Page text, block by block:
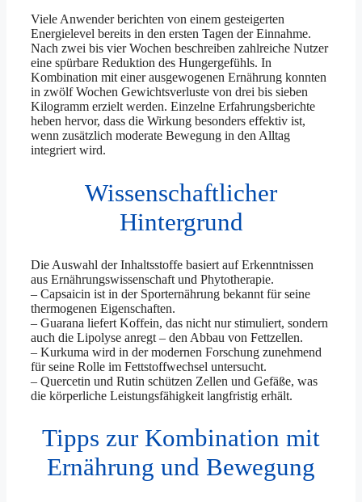
Viele Anwender berichten von einem gesteigerten
Energielevel bereits in den ersten Tagen der Einnahme.
Nach zwei bis vier Wochen beschreiben zahlreiche Nutzer
eine spürbare Reduktion des Hungergefühls. In
Kombination mit einer ausgewogenen Ernährung konnten
in zwölf Wochen Gewichtsverluste von drei bis sieben
Kilogramm erzielt werden. Einzelne Erfahrungsberichte
heben hervor, dass die Wirkung besonders effektiv ist,
wenn zusätzlich moderate Bewegung in den Alltag
integriert wird.
Wissenschaftlicher
Hintergrund
Die Auswahl der Inhaltsstoffe basiert auf Erkenntnissen
aus Ernährungswissenschaft und Phytotherapie.
– Capsaicin ist in der Sporternährung bekannt für seine
thermogenen Eigenschaften.
– Guarana liefert Koffein, das nicht nur stimuliert, sondern
auch die Lipolyse anregt – den Abbau von Fettzellen.
– Kurkuma wird in der modernen Forschung zunehmend
für seine Rolle im Fettstoffwechsel untersucht.
– Quercetin und Rutin schützen Zellen und Gefäße, was
die körperliche Leistungsfähigkeit langfristig erhält.
Tipps zur Kombination mit
Ernährung und Bewegung